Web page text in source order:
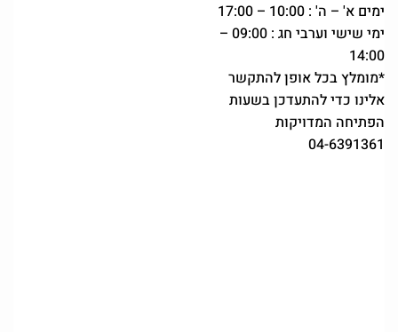
ימים א' – ה' : 10:00 – 17:00
ימי שישי וערבי חג : 09:00 –
14:00
*מומלץ בכל אופן להתקשר
אלינו כדי להתעדכן בשעות
הפתיחה המדויקות
04-6391361